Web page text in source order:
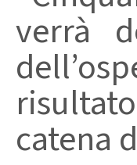
verrà
catena